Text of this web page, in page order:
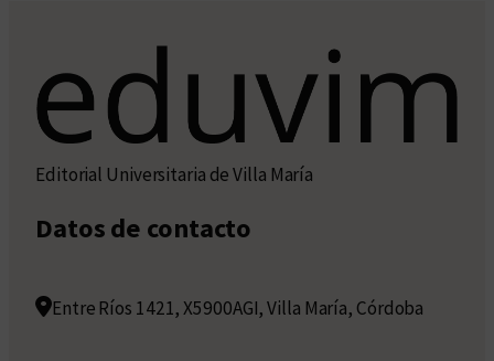
Editorial Universitaria de Villa María
Datos de contacto
Entre Ríos 1421, X5900AGI, Villa María, Córdoba